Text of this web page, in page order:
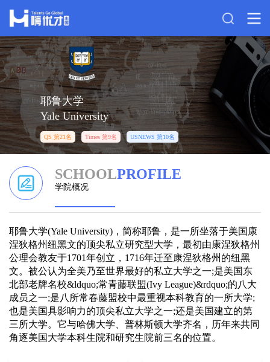
耶鲁大学
Yale University
QS 第21名 Times 第9名 USNEWS 第10名
SCHOOLPROFILE
学院概况
耶鲁大学(Yale University)，简称耶鲁，是一所坐落于美国康
涅狄格州纽黑文的顶尖私立研究型大学，最初由康涅狄格州
公理会教友于1701年创立，1716年迁至康涅狄格州的纽黑
文。被公认为全美乃至世界最好的私立大学之一;是美国东
北部老牌名校&ldquo;常青藤联盟(Ivy League)&rdquo;的八大
成员之一;是八所常春藤盟校中最重视本科教育的一所大学;
也是美国具影响力的顶尖私立大学之一;还是美国建立的第
三所大学。它与哈佛大学、普林斯顿大学齐名，历年来共同
角逐美国大学本科生院和研究生院前三名的位置。